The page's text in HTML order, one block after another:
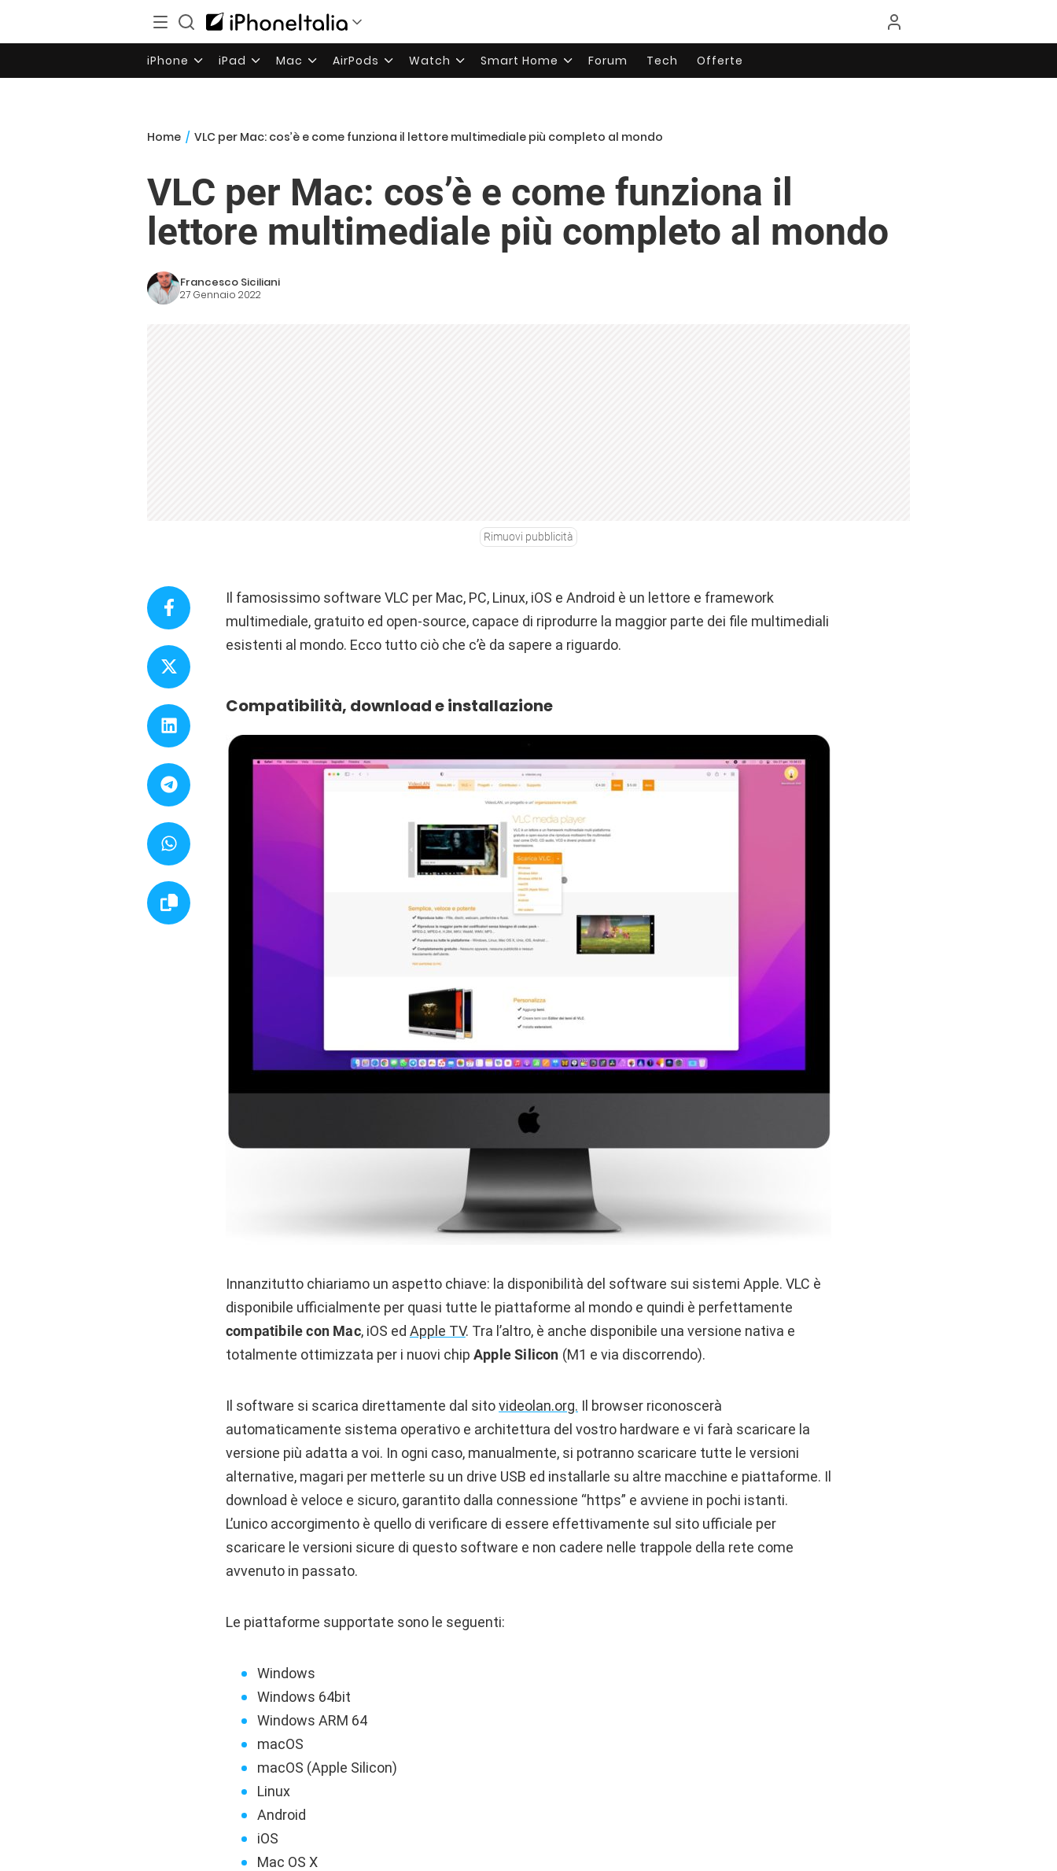
iPhone iPad Mac AirPods Watch Smart Home Forum Tech Offerte
Home / VLC per Mac: cos’è e come funziona il lettore multimediale più completo al mondo
VLC per Mac: cos’è e come funziona il
lettore multimediale più completo al mondo
Francesco Siciliani
27 Gennaio 2022
Rimuovi pubblicità
Il famosissimo software VLC per Mac, PC, Linux, iOS e Android è un lettore e framework
multimediale, gratuito ed open-source, capace di riprodurre la maggior parte dei file multimediali
esistenti al mondo. Ecco tutto ciò che c’è da sapere a riguardo.
Compatibilità, download e installazione
Innanzitutto chiariamo un aspetto chiave: la disponibilità del software sui sistemi Apple. VLC è
disponibile ufficialmente per quasi tutte le piattaforme al mondo e quindi è perfettamente
compatibile con Mac, iOS ed Apple TV. Tra l’altro, è anche disponibile una versione nativa e
totalmente ottimizzata per i nuovi chip Apple Silicon (M1 e via discorrendo).
Il software si scarica direttamente dal sitovideolan.org. Il browser riconoscerà
automaticamente sistema operativo e architettura del vostro hardware e vi farà scaricare la
versione più adatta a voi. In ogni caso, manualmente, si potranno scaricare tutte le versioni
alternative, magari per metterle su un drive USB ed installarle su altre macchine e piattaforme. Il
download è veloce e sicuro, garantito dalla connessione “https” e avviene in pochi istanti.
L’unico accorgimento è quello di verificare di essere effettivamente sul sito ufficiale per
scaricare le versioni sicure di questo software e non cadere nelle trappole della rete come
avvenuto in passato.
Le piattaforme supportate sono le seguenti:
Windows
Windows 64bit
Windows ARM 64
macOS
macOS (Apple Silicon)
Linux
Android
iOS
Mac OS X